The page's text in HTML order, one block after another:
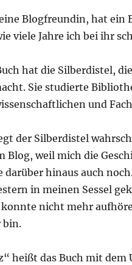
Blogfreundin, hat ein
viele Jahre ich bei ihr
hat die Silberdistel,
Sie studierte
und
der Silberdistel
Blog, weil mich die
hinaus auch
in meinen Sessel
konnte nicht mehr
bin.
heißt das Buch mit